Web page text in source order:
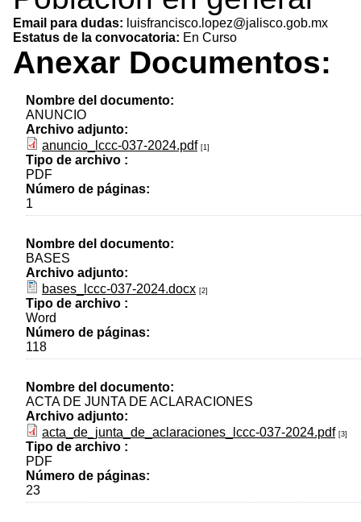
Email para dudas: luisfrancisco.lopez@jalisco.gob.mx
Estatus de la convocatoria: En Curso
Anexar Documentos:
Nombre del documento:
ANUNCIO
Archivo adjunto:
anuncio_lccc-037-2024.pdf [1]
Tipo de archivo :
PDF
Número de páginas:
1
Nombre del documento:
BASES
Archivo adjunto:
bases_lccc-037-2024.docx [2]
Tipo de archivo :
Word
Número de páginas:
118
Nombre del documento:
ACTA DE JUNTA DE ACLARACIONES
Archivo adjunto:
acta_de_junta_de_aclaraciones_lccc-037-2024.pdf [3]
Tipo de archivo :
PDF
Número de páginas:
23